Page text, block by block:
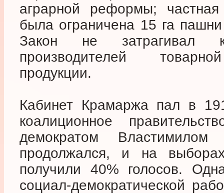
аграрной реформы;
была ограничена 15 га
Закон не затрагивал
производителей
продукции.
Кабинет Крамаржа пал в
коалиционное
демократом
продолжался, и на
получили 40% голосов.
социал-демократической